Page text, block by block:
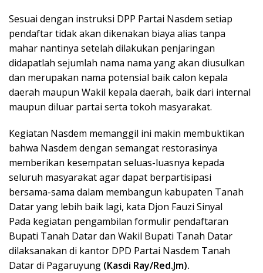
Sesuai dengan instruksi DPP Partai Nasdem setiap
pendaftar tidak akan dikenakan biaya alias tanpa
mahar nantinya setelah dilakukan penjaringan
didapatlah sejumlah nama nama yang akan diusulkan
dan merupakan nama potensial baik calon kepala
daerah maupun Wakil kepala daerah, baik dari internal
maupun diluar partai serta tokoh masyarakat.
Kegiatan Nasdem memanggil ini makin membuktikan
bahwa Nasdem dengan semangat restorasinya
memberikan kesempatan seluas-luasnya kepada
seluruh masyarakat agar dapat berpartisipasi
bersama-sama dalam membangun kabupaten Tanah
Datar yang lebih baik lagi, kata Djon Fauzi Sinyal
Pada kegiatan pengambilan formulir pendaftaran
Bupati Tanah Datar dan Wakil Bupati Tanah Datar
dilaksanakan di kantor DPD Partai Nasdem Tanah
Datar di Pagaruyung (Kasdi Ray/Red.Jm).